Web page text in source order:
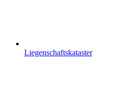
Liegenschaftskataster